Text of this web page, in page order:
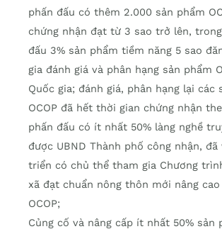
phấn đấu có thêm 2.000 sản phẩm
chứng nhận đạt từ 3 sao trở lên,
đấu 3% sản phẩm tiềm năng 5 sao
gia đánh giá và phân hạng sản phẩm
Quốc gia; đánh giá, phân hạng lại các
OCOP đã hết thời gian chứng nhận
phấn đấu có ít nhất 50% làng nghề
được UBND Thành phố công nhận,
triển có chủ thể tham gia Chương trình
xã đạt chuẩn nông thôn mới nâng
OCOP;
Củng cố và nâng cấp ít nhất 50% sản